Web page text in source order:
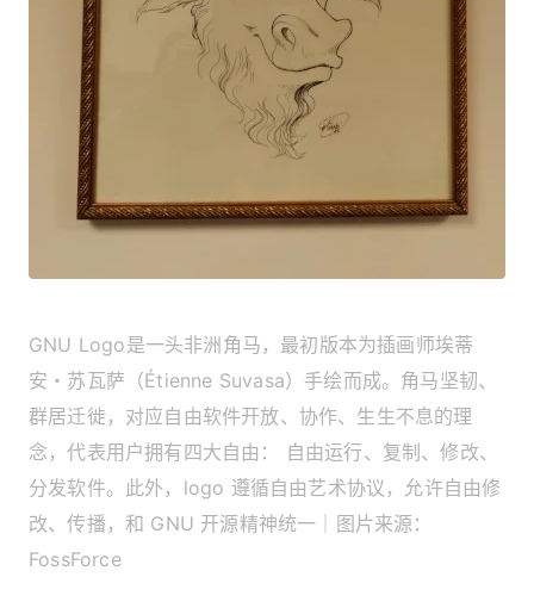
GNU Logo是一头非洲角马，最初版本为插画师埃蒂
安・苏瓦萨（Étienne Suvasa）手绘而成。角马坚韧、
群居迁徙，对应自由软件开放、协作、生生不息的理
念，代表用户拥有四大自由： 自由运行、复制、修改、
分发软件。此外，logo 遵循自由艺术协议，允许自由修
改、传播，和 GNU 开源精神统一｜图片来源：
FossForce